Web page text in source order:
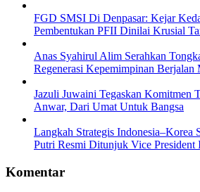
FGD SMSI Di Denpasar: Kejar
Pembentukan PFII Dinilai Krusial
Anas Syahirul Alim Serahkan
Regenerasi Kepemimpinan Berjalan
Jazuli Juwaini Tegaskan Komitmen
Anwar, Dari Umat Untuk Bangsa
Langkah Strategis Indonesia–Korea
Putri Resmi Ditunjuk Vice
Komentar